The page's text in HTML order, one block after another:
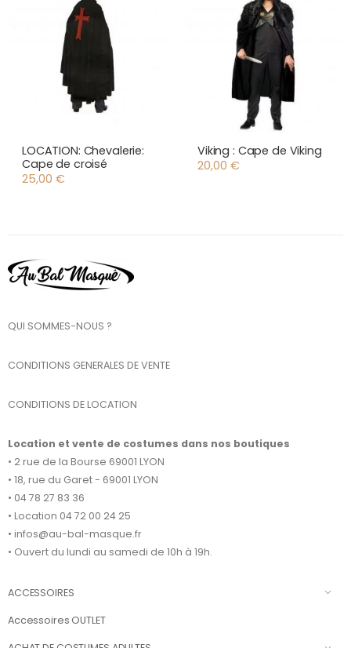
LOCATION: Chevalerie:
Cape de croisé
25,00 €
Viking : Cape de Viking
20,00 €
QUI SOMMES-NOUS ?
CONDITIONS GENERALES DE VENTE
CONDITIONS DE LOCATION
Location et vente de costumes dans nos boutiques
• 2 rue de la Bourse 69001 LYON
• 18, rue du Garet - 69001 LYON
• 04 78 27 83 36
• Location 04 72 00 24 25
• infos@au-bal-masque.fr
• Ouvert du lundi au samedi de 10h à 19h.
ACCESSOIRES
Accessoires OUTLET